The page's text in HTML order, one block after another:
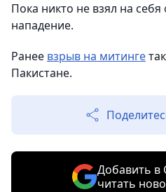
Пока никто не взял на себя
нападение.
Ранее взрыв на митинге
Пакистане.
Добавить в
читать